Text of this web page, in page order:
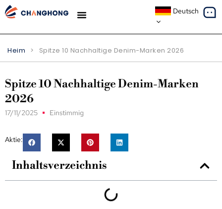
Deutsch
Heim > Spitze 10 Nachhaltige Denim-Marken 2026
Spitze 10 Nachhaltige Denim-Marken
2026
17/11/2025 Einstimmig
Aktie:
Inhaltsverzeichnis